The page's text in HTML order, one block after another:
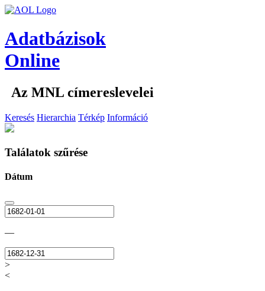
Adatbázisok
Online
Az MNL címereslevelei
Keresés Hierarchia Térkép Információ
Találatok szűrése
Dátum
—
>
<